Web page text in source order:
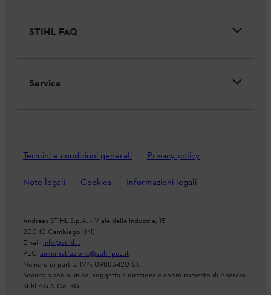
STIHL FAQ
Service
Termini e condizioni generali Privacy policy
Note legali Cookies Informazioni legali
Andreas STIHL S.p.A. - Viale delle Industrie, 15
20040 Cambiago (MI)
Email:info@stihl.it
PEC:amministrazione@stihl-pec.it
Numero di partita IVA: 09883420151.
Società a socio unico, soggetta a direzione e coordinamento di Andreas
Stihl AG & Co. KG